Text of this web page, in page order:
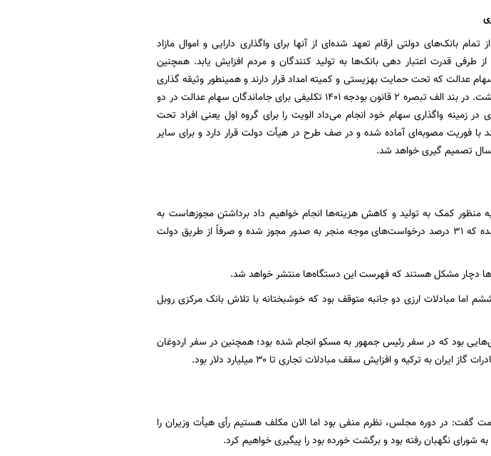
بانک‌های دولتی ارقام تعهد شده‌ای از آنها برای واگذاری دارایی و اموال مازاد
طرفی قدرت اعتبار دهی بانک‌ها به تولید کنندگان و مردم افزایش یابد. همچنین
عدالت که تحت حمایت بهزیستی و کمیته امداد قرار دارند و همینطور وثیقه گذاری
سهام عدالت و سایر سهام‌ها در شبکه بانکی خواهیم داشت. در بند الف تبصره ۲ قانون بودجه ۱۴۰۱ تکلیفی برای جاماندگان سهام عدالت در دو
زمینه واگذاری سهام خود انجام می‌داد الویت را برای گروه اول یعنی افراد تحت
قریب ۳ میلیون نفر هستند با فوریت مصوبه‌ای آماده شده و در صف طرح در هیأت دولت قرار دارد و برای سایر
تصمیم گیری خواهد شد.
منظور کمک به تولید و کاهش هزینه‌ها انجام خواهیم داد برداشتن مجوزهاست به
طوری که هم اکنون ۱۵۷ هزار درخواست مجوز وصول شده که ۳۱ درصد درخواست‌های موجه منجر به صدور مجوز شده و صرفاً از طریق دولت
دچار مشکل هستند که فهرست این دستگاه‌ها منتشر خواهد شد.
اما مبادلات ارزی دو جانبه متوقف بود که خوشبختانه با تلاش بانک مرکزی روبل
بود که در سفر رئیس جمهور به مسکو انجام شده بود؛ همچنین در سفر اردوغان
گفت: در دوره مجلس، نظرم منفی بود اما الان مکلف هستیم رأی هیأت وزیران را
شورای نگهبان رفته بود و برگشت خورده بود را پیگیری خواهیم کرد.